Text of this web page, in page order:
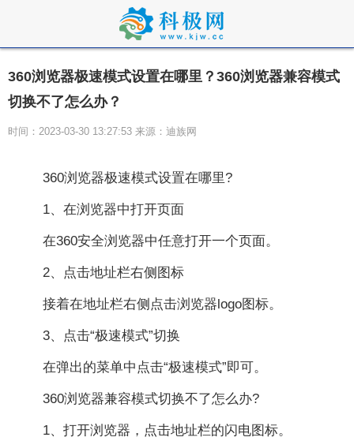
360浏览器极速模式设置在哪里？360浏览器兼容模式
切换不了怎么办？
时间：2023-03-30 13:27:53 来源：迪族网
360浏览器极速模式设置在哪里?
1、在浏览器中打开页面
在360安全浏览器中任意打开一个页面。
2、点击地址栏右侧图标
接着在地址栏右侧点击浏览器logo图标。
3、点击“极速模式”切换
在弹出的菜单中点击“极速模式”即可。
360浏览器兼容模式切换不了怎么办?
1、打开浏览器，点击地址栏的闪电图标。